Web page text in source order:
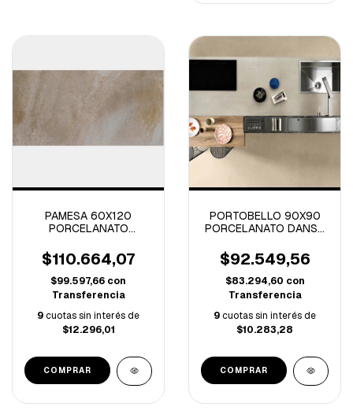
PAMESA 60X120
PORCELANATO
-1.44M/C
$110.664,07
$99.597,66 con
Transferencia
9cuotas sin interés de
$12.296,01
PORTOBELLO 90X90
PORCELANATO DANSK
NATURAL R-1.61M/C
$92.549,56
$83.294,60 con
Transferencia
9cuotas sin interés de
$10.283,28